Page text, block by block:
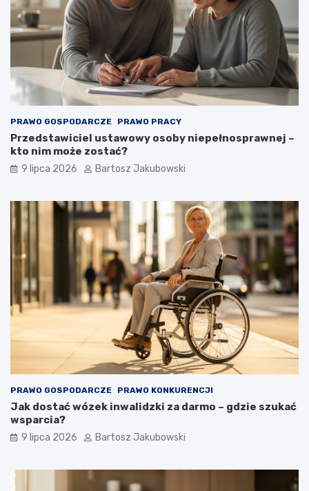
PRAWO GOSPODARCZE PRAWO PRACY
Przedstawiciel ustawowy osoby niepełnosprawnej –
kto nim może zostać?
9 lipca 2026 Bartosz Jakubowski
PRAWO GOSPODARCZE PRAWO KONKURENCJI
Jak dostać wózek inwalidzki za darmo – gdzie szukać
wsparcia?
9 lipca 2026 Bartosz Jakubowski